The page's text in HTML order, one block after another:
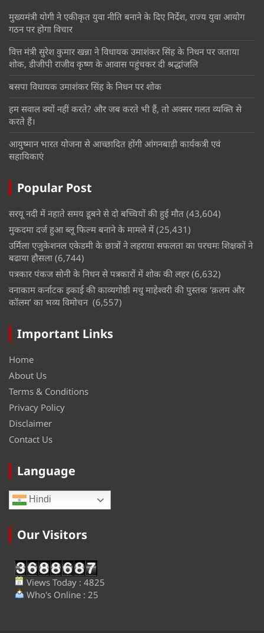
मुख्यमंत्री योगी ने एकीकृत युवा नीति बनाने के दिए निर्देश, राज्य युवा आयोग
गठन पर होगा विचार
वित्त मंत्री सुरेश कुमार खन्ना ने विधायक उमाशंकर सिंह के निधन पर जताया
शोक, डीजीपी राजीव कृष्ण के आवास पहुंचकर दी श्रद्धांजलि
बसपा विधायक उमाशंकर सिंह के निधन पर शोक
हम सवाल क्यों नहीं करते? और जब करते भी हैं, तो अक्सर गलत व्यक्ति से
करते हैं।
आयुष्मान भारत योजना से आच्छादित होंगी आंगनबाड़ी कार्यकत्री एवं
सहायिकाएं
Popular Post
सरयू नदी में नहाते समय डूबने से दो बच्चियों की हुई मौत (43,604)
मुकदमा दर्ज हुआ ब्लू फिल्म बनाने के मामले में (25,431)
उर्मिला एजुकेशनल एकेडमी के छात्रों ने लहराया सफलता का परचमः शिक्षकों ने
बढाया हौसला (6,744)
पत्रकार पंकज सोनी के निधन से पत्रकारों में शोक की लहर (6,632)
वनाकाम कर्नाटक इकाई की काव्यगोष्ठी मधु माहेश्वरी की पुस्तक ‘क़लम और
कॉलम’ का भव्य विमोचन (6,557)
Important Links
Home
About Us
Terms & Conditions
Privacy Policy
Disclaimer
Contact Us
Language
Hindi
Our Visitors
Views Today : 4825
Who's Online : 25